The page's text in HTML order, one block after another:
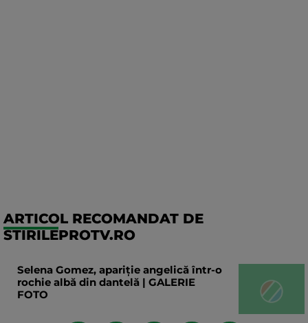
ARTICOL RECOMANDAT DE
STIRILEPROTV.RO
Selena Gomez, apariție angelică într-o
rochie albă din dantelă | GALERIE
FOTO